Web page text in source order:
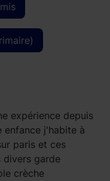
expérience depuis
enfance j'habite à
paris et ces
divers garde
crèche